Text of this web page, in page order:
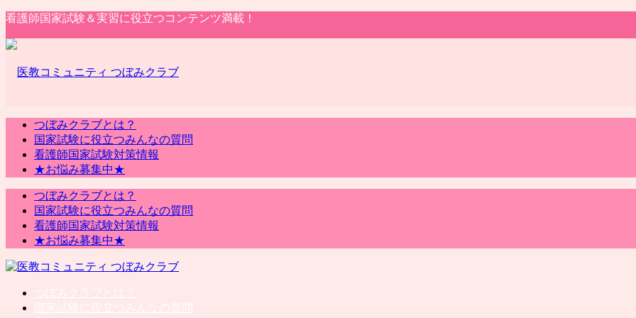
看護師国家試験＆実習に役立つコンテンツ満載！
つぼみクラブとは？
国家試験に役立つみんなの質問
看護師国家試験対策情報
★お悩み募集中★
つぼみクラブとは？
国家試験に役立つみんなの質問
看護師国家試験対策情報
★お悩み募集中★